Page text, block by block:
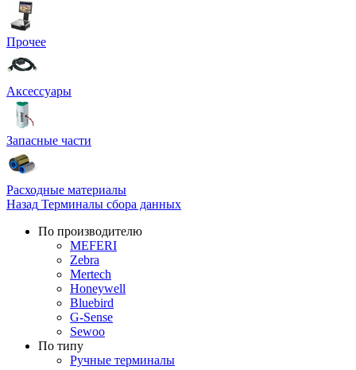
Прочее
Аксессуары
Запасные части
Расходные материалы
Назад Терминалы сбора данных
По производителю
MEFERI
Zebra
Mertech
Honeywell
Bluebird
G-Sense
Sewoo
По типу
Ручные терминалы